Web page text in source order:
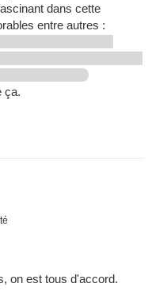
dans cette
entre autres :
ça.
on est tous d'accord.